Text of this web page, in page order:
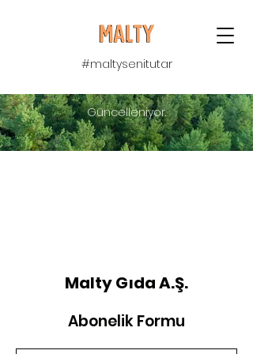
#maltysenitutar
Güncelleniyor.
Malty Gıda A.Ş.
Abonelik Formu